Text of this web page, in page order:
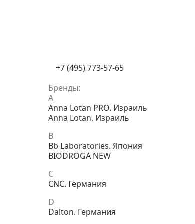
+7 (495) 773-57-65
Бренды:
A
Anna Lotan PRO. Израиль
Anna Lotan. Израиль
B
Bb Laboratories. Япония
BIODROGA NEW
C
CNC. Германия
D
Dalton. Германия